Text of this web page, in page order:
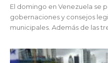
El domingo en Venezuela se
gobernaciones y consejos
municipales. Además de las